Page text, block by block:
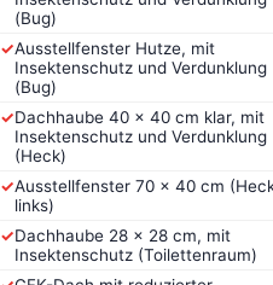
(Bug)
✓Ausstellfenster Hutze, mit
Insektenschutz und Verdunklung
(Bug)
✓Dachhaube 40 x 40 cm klar, mit
Insektenschutz und Verdunklung
(Heck)
✓Ausstellfenster 70 x 40 cm
links)
✓Dachhaube 28 x 28 cm, mit
Insektenschutz (Toilettenraum)